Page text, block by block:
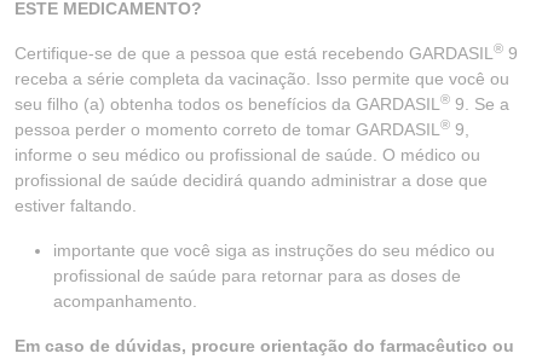
ESTE MEDICAMENTO?
Certifique-se de que a pessoa que está recebendo GARDASIL ® 9
receba a série completa da vacinação. Isso permite que você ou
seu filho (a) obtenha todos os benefícios da GARDASIL ® 9. Se a
pessoa perder o momento correto de tomar GARDASIL ® 9,
informe o seu médico ou profissional de saúde. O médico ou
profissional de saúde decidirá quando administrar a dose que
estiver faltando.
importante que você siga as instruções do seu médico ou
profissional de saúde para retornar para as doses de
acompanhamento.
Em caso de dúvidas, procure orientação do farmacêutico ou